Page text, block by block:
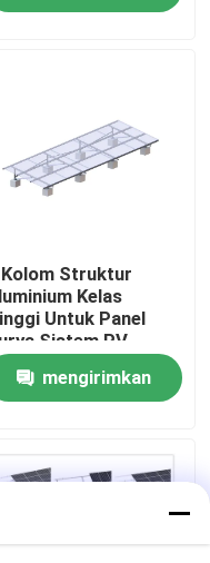
Struktur
Kelas
Untuk Panel
Sistem PV
Bingkai yang
di Tanah
mengirimkan